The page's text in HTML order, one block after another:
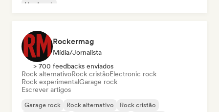
Hard rock
Rockermag
Mídia/Jornalista
> 700 feedbacks enviados
Rock alternativoRock cristãoElectronic rock
Rock experimentalGarage rock
Escrever artigos
Garage rock Rock alternativo
Rock cristão